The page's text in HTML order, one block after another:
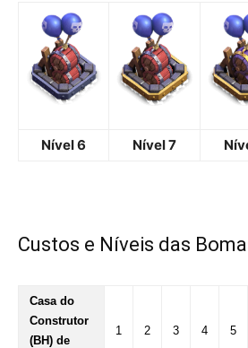
Nível 6 Nível 7
Custos e Níveis das
Casa do
Construtor
(BH) de
1 2 3 4 5